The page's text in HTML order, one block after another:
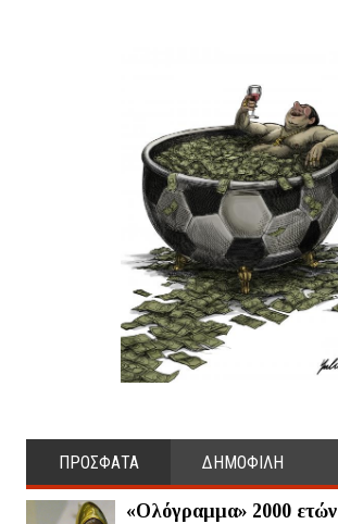
ΠΡΟΣΦΑΤΑ ΔΗΜΟΦΙΛΗ
«Ολόγραμμα» 2000 ετών